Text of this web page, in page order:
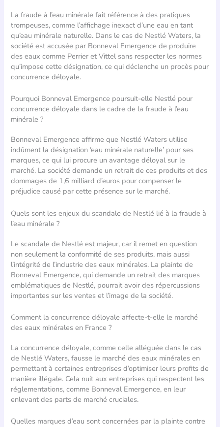
La fraude à l’eau minérale fait référence à des pratiques
trompeuses, comme l’affichage inexact d’une eau en tant
qu’eau minérale naturelle. Dans le cas de Nestlé Waters, la
société est accusée par Bonneval Emergence de produire
des eaux comme Perrier et Vittel sans respecter les normes
qu’impose cette désignation, ce qui déclenche un procès pour
concurrence déloyale.
Pourquoi Bonneval Emergence poursuit-elle Nestlé pour
concurrence déloyale dans le cadre de la fraude à l’eau
minérale ?
Bonneval Emergence affirme que Nestlé Waters utilise
indûment la désignation ‘eau minérale naturelle’ pour ses
marques, ce qui lui procure un avantage déloyal sur le
marché. La société demande un retrait de ces produits et des
dommages de 1,6 milliard d’euros pour compenser le
préjudice causé par cette présence sur le marché.
Quels sont les enjeux du scandale de Nestlé lié à la fraude à
l’eau minérale ?
Le scandale de Nestlé est majeur, car il remet en question
non seulement la conformité de ses produits, mais aussi
l’intégrité de l’industrie des eaux minérales. La plainte de
Bonneval Emergence, qui demande un retrait des marques
emblématiques de Nestlé, pourrait avoir des répercussions
importantes sur les ventes et l’image de la société.
Comment la concurrence déloyale affecte-t-elle le marché
des eaux minérales en France ?
La concurrence déloyale, comme celle alléguée dans le cas
de Nestlé Waters, fausse le marché des eaux minérales en
permettant à certaines entreprises d’optimiser leurs profits de
manière illégale. Cela nuit aux entreprises qui respectent les
réglementations, comme Bonneval Emergence, en leur
enlevant des parts de marché cruciales.
Quelles marques d’eau sont concernées par la plainte contre